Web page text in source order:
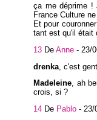
ça me déprime !
France Culture
Et pour
tant est qu'il était
13 De Anne - 23/
drenka , c'est
Madeleine, ah
crois, si ?
14 De Pablo - 23/